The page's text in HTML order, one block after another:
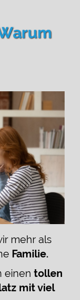
mehr als
Familie.
einen tollen
mit viel